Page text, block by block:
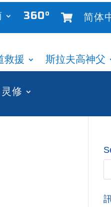
360° 简体
救援 斯拉夫高神父
灵修